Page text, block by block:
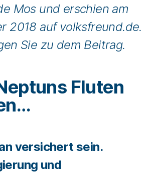
Mos und erschien am
2018 auf volksfreund.de.
Sie zu dem Beitrag.
Fluten
versichert sein.
und